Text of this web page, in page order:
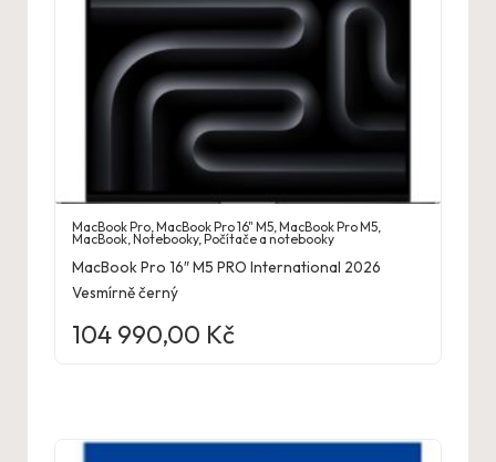
MacBook Pro ,MacBook Pro 16" M5 ,MacBook Pro M5
MacBook ,Notebooky,Počítače a notebooky
MacBook Pro 16″ M5 PRO International 2026
Vesmírně černý
104 990,00 Kč